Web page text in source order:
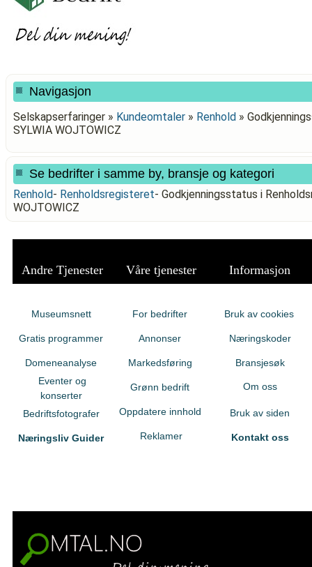
Navigasjon
Selskapserfaringer » Kundeomtaler » Renhold »
SYLWIA WOJTOWICZ
Se bedrifter i samme by, bransje og kategori
Renhold- Renholdsregisteret- Godkjenningsstatus i
WOJTOWICZ
Andre Tjenester Våre tjenester Informasjon
Museumsnett
Gratis programmer
Domeneanalyse
Eventer og
konserter
Bedriftsfotografer
Næringsliv Guider
For bedrifter
Annonser
Markedsføring
Grønn bedrift
Oppdatere innhold
Reklamer
Bruk av cookies
Næringskoder
Bransjesøk
Om oss
Bruk av siden
Kontakt oss